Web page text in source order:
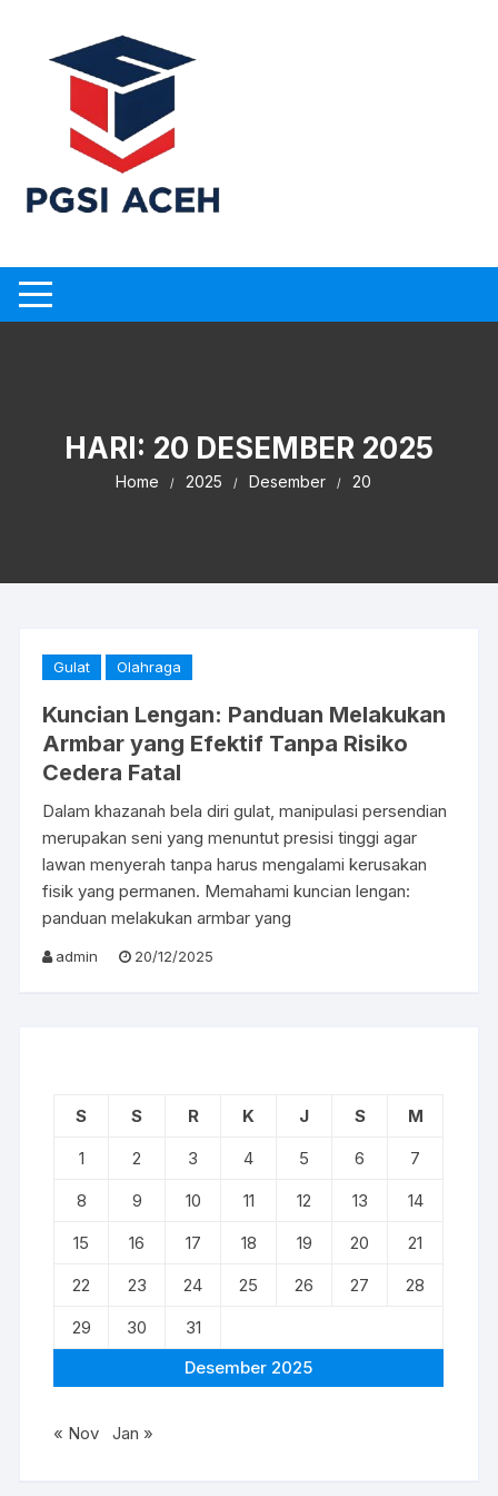
content
HARI: 20 DESEMBER 2025
Home 2025 Desember 20
Gulat Olahraga
Kuncian Lengan: Panduan Melakukan
Armbar yang Efektif Tanpa Risiko
Cedera Fatal
Dalam khazanah bela diri gulat, manipulasi persendian
merupakan seni yang menuntut presisi tinggi agar
lawan menyerah tanpa harus mengalami kerusakan
fisik yang permanen. Memahami kuncian lengan:
panduan melakukan armbar yang
admin 20/12/2025
Desember 2025
S S R K J S
M
1
2 3 4 5 6
7
8
9 10 11 12 13
14
15
16 17 18 19 20
21
22
23 24 25 26 27
28
29
30 31
« Nov Jan »